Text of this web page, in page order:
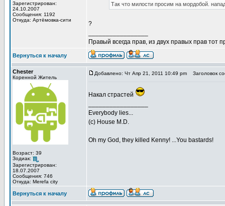
Зарегистрирован:
24.10.2007
Сообщения: 1192
Откуда: Артёмовка-сити
Так что милости просим на мордобой.
?
Правый всегда прав, из двух правых прав тот
Вернуться к началу
Chester
Коренной Житель
Возраст: 39
Зодиак:
Зарегистрирован:
18.07.2007
Сообщения: 746
Откуда: Merefa city
Добавлено: Чт Апр 21, 2011 10:49 pm Заголовок
Накал страстей
Everybody lies...
(с) House M.D.
Oh my God, they killed Kenny! ...You bastards!
Вернуться к началу